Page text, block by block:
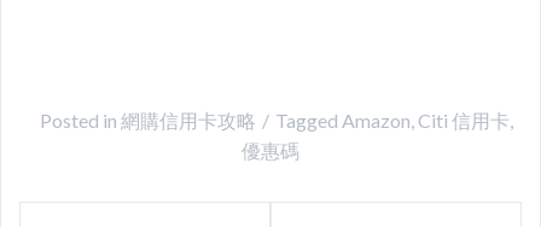
Posted in 網購信用卡攻略 Tagged Amazon, Citi 信用卡,
優惠碼